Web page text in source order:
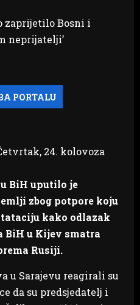
24. kolovoza
BiH uputilo je
zbog potpore koju
kako odlazak
BiH u Kijev smatra
Rusiji.
u Sarajevu reagirali su
da su predsjedatelj i